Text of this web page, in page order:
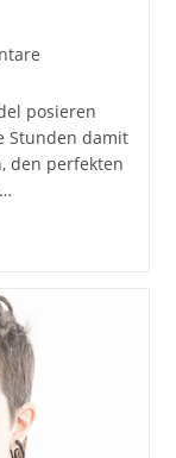
posieren
Stunden damit
den perfekten